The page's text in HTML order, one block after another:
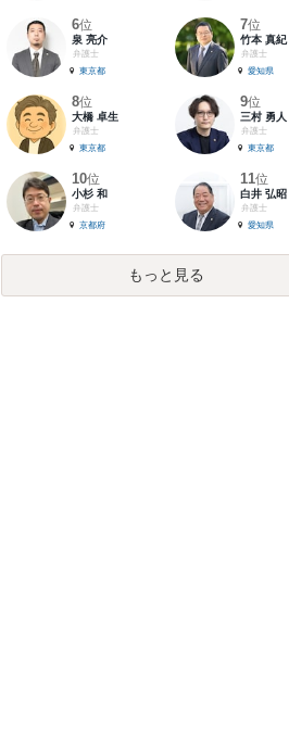
6位
泉 亮介
弁護士
東京都
7位
竹本 真紀
弁護士
愛知県
8位
大橋 卓生
弁護士
東京都
9位
三村 勇人
弁護士
東京都
10位
小杉 和
弁護士
京都府
11位
白井 弘昭
弁護士
愛知県
もっと見る